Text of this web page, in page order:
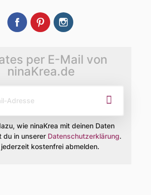
FacebookPinterest
per E-Mail von
ninaKrea.de
wie ninaKrea mit deinen Daten
du in unserer Datenschutzerklärung.
kostenfrei abmelden.